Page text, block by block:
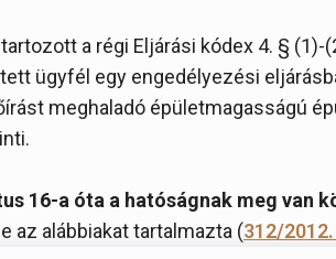
a régi Eljárási kódex 4. §
ügyfél egy engedélyezési
meghaladó épületmagasságú
16-a óta a hatóságnak meg van
az alábbiakat tartalmazta (312/